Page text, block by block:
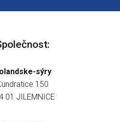
sýry
150
01 JILEMNICE